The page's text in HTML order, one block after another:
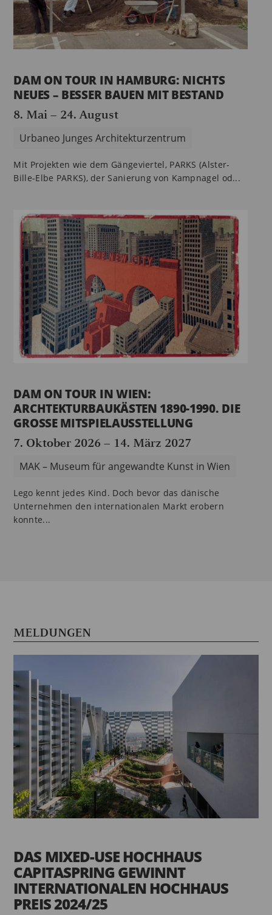
DAM ON TOUR IN HAMBURG: NICHTS
NEUES – BESSER BAUEN MIT BESTAND
8. Mai– 24. August
Urbaneo Junges Architekturzentrum
Mit Projekten wie dem Gängeviertel, PARKS (Alster-
Bille-Elbe PARKS), der Sanierung von Kampnagel od...
DAM ON TOUR IN WIEN:
ARCHTEKTURBAUKÄSTEN 1890-1990. DIE
GROSSE MITSPIELAUSSTELLUNG
7. Oktober 2026 – 14. März 2027
MAK – Museum für angewandte Kunst in Wien
Lego kennt jedes Kind. Doch bevor das dänische
Unternehmen den internationalen Markt erobern
konnte...
MELDUNGEN
DAS MIXED-USE HOCHHAUS
CAPITASPRING GEWINNT
INTERNATIONALEN HOCHHAUS
PREIS 2024/25